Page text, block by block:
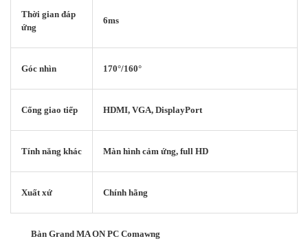
Thời gian đáp
ứng
6ms
Góc nhìn 170°/160°
Cổng giao tiếp HDMI, VGA, DisplayPort
Tính năng khác Màn hình cảm ứng, full HD
Xuất xứ Chính hãng
Bàn Grand MA ON PC Comawng